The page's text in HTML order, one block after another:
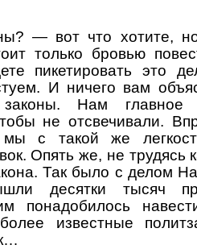
— вот что хотите,
только бровью
пикетировать это
И ничего вам
Нам
не отсвечивали.
мы с такой же
Опять же, не трудясь
Так было с делом
десятки тысяч
понадобилось
известные